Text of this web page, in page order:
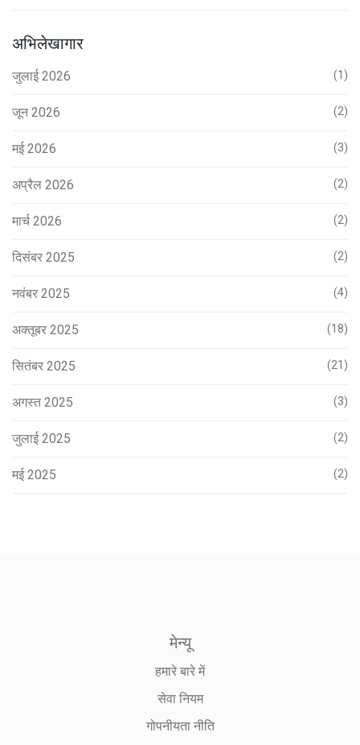
अभिलेखागार
जुलाई 2026 (1)
जून 2026 (2)
मई 2026 (3)
अप्रैल 2026 (2)
मार्च 2026 (2)
दिसंबर 2025 (2)
नवंबर 2025 (4)
अक्तूबर 2025 (18)
सितंबर 2025 (21)
अगस्त 2025 (3)
जुलाई 2025 (2)
मई 2025 (2)
मेन्यू
हमारे बारे में
सेवा नियम
गोपनीयता नीति